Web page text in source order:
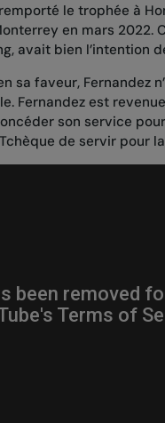
le trophée à
en mars 2022.
avait bien l’intention
sa faveur, Fernandez
Fernandez est
son service
de servir pour